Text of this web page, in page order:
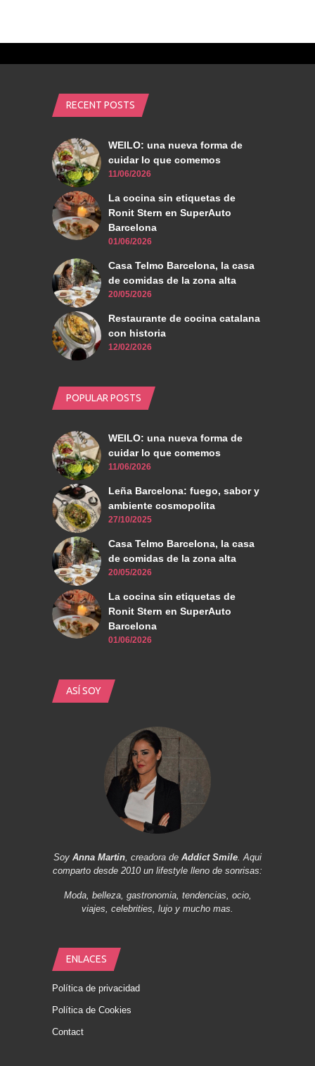
RECENT POSTS
WEILO: una nueva forma de
cuidar lo que comemos
11/06/2026
La cocina sin etiquetas de
Ronit Stern en SuperAuto
Barcelona
01/06/2026
Casa Telmo Barcelona, la casa
de comidas de la zona alta
20/05/2026
Restaurante de cocina catalana
con historia
12/02/2026
POPULAR POSTS
WEILO: una nueva forma de
cuidar lo que comemos
11/06/2026
Leña Barcelona: fuego, sabor y
ambiente cosmopolita
27/10/2025
Casa Telmo Barcelona, la casa
de comidas de la zona alta
20/05/2026
La cocina sin etiquetas de
Ronit Stern en SuperAuto
Barcelona
01/06/2026
ASÍ SOY
Soy Anna Martin, creadora de Addict Smile. Aqui
comparto desde 2010 un lifestyle lleno de sonrisas:
Moda, belleza, gastronomia, tendencias, ocio,
viajes, celebrities, lujo y mucho mas.
ENLACES
Política de privacidad
Política de Cookies
Contact